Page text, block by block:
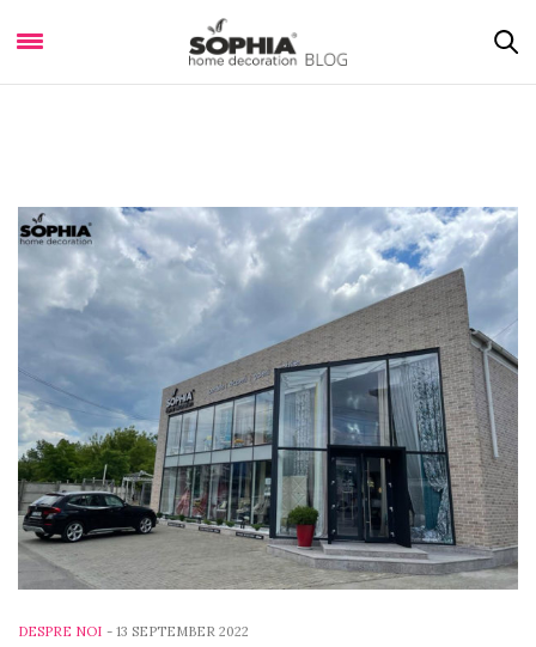
DESPRE NOI - 13 SEPTEMBER 2022